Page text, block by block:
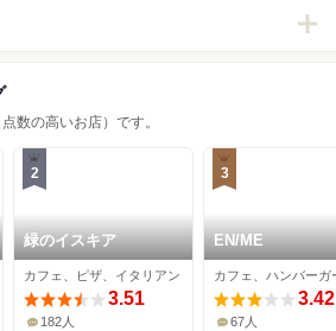
数の高いお店）です。
2
緑のイスキア
カフェ、ピザ、イタリアン
3.51
182人
3
EN/ME
カフェ、ハンバーガ
3.42
67人